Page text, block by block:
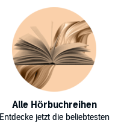
Alle Hörbuchreihen
Entdecke jetzt die beliebtesten